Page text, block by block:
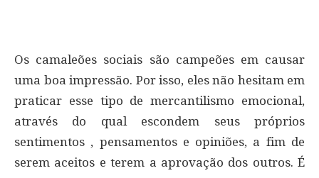
Os camaleões sociais são campeões em causar
uma boa impressão. Por isso, eles não hesitam em
praticar esse tipo de mercantilismo emocional,
através do qual escondem seus próprios
sentimentos , pensamentos e opiniões, a fim de
serem aceitos e terem a aprovação dos outros. É